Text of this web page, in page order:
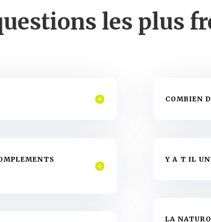
les plus
COMBIEN
Y A T IL
LA